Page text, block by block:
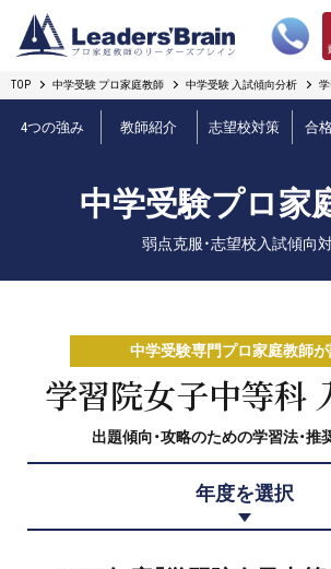
リーダーズブレインの強み
プロ教師紹介
無料体験授業とは
短期フリープラン
プロ家庭教師の英検®対策
費用について
TOP 中学受験 プロ家庭教師 中学受験 入試傾向分析
4つの強み 教師紹介 志望校対策 合
中学受験プロ家
弱点克服・志望校入試傾向
中学受験専門プロ家庭教師
学習院女子中等科
出題傾向・攻略のための学習法・推
年度を選択